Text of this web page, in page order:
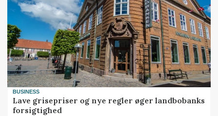
BUSINESS
Lave grisepriser og nye regler øger landbobanks
forsigtighed